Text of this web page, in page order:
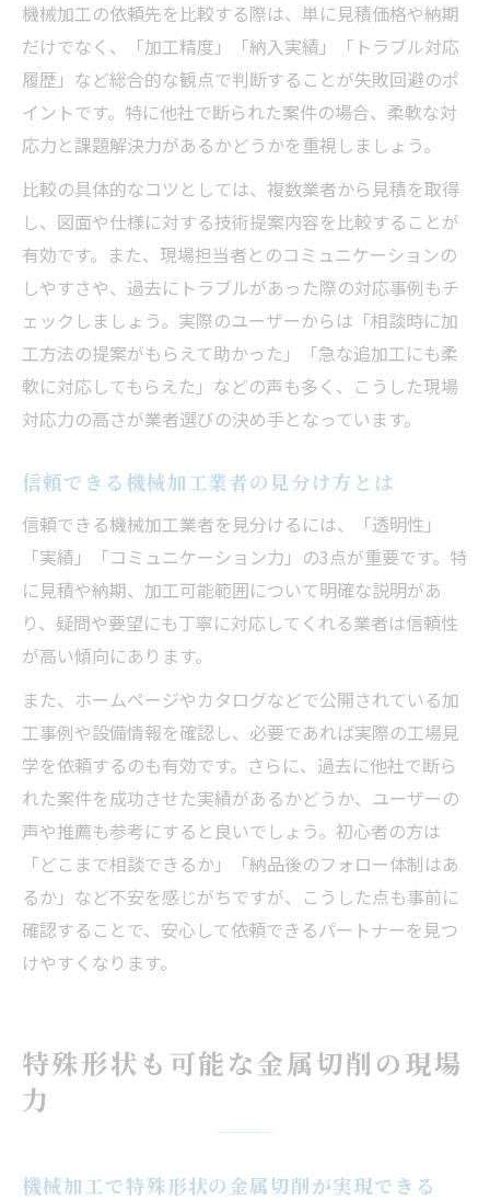
機械加工の依頼先を比較する際は、単に見積価格や納期
だけでなく、「加工精度」「納入実績」「トラブル対応
履歴」など総合的な観点で判断することが失敗回避のポ
イントです。特に他社で断られた案件の場合、柔軟な対
応力と課題解決力があるかどうかを重視しましょう。
比較の具体的なコツとしては、複数業者から見積を取得
し、図面や仕様に対する技術提案内容を比較することが
有効です。また、現場担当者とのコミュニケーションの
しやすさや、過去にトラブルがあった際の対応事例もチ
ェックしましょう。実際のユーザーからは「相談時に加
工方法の提案がもらえて助かった」「急な追加工にも柔
軟に対応してもらえた」などの声も多く、こうした現場
対応力の高さが業者選びの決め手となっています。
信頼できる機械加工業者の見分け方とは
信頼できる機械加工業者を見分けるには、「透明性」
「実績」「コミュニケーション力」の3点が重要です。特
に見積や納期、加工可能範囲について明確な説明があ
り、疑問や要望にも丁寧に対応してくれる業者は信頼性
が高い傾向にあります。
また、ホームページやカタログなどで公開されている加
工事例や設備情報を確認し、必要であれば実際の工場見
学を依頼するのも有効です。さらに、過去に他社で断ら
れた案件を成功させた実績があるかどうか、ユーザーの
声や推薦も参考にすると良いでしょう。初心者の方は
「どこまで相談できるか」「納品後のフォロー体制はあ
るか」など不安を感じがちですが、こうした点も事前に
確認することで、安心して依頼できるパートナーを見つ
けやすくなります。
特殊形状も可能な金属切削の現場
力
機械加工で特殊形状の金属切削が実現できる